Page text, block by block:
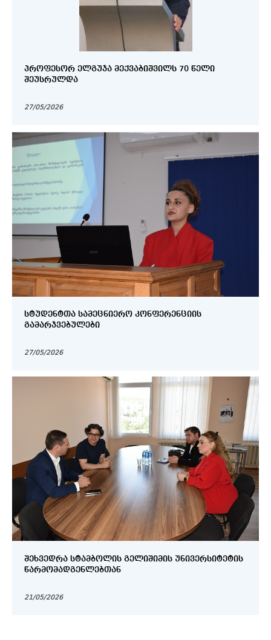
ᲞᲠᲝᲤᲔᲡᲝᲠ ᲔᲚᲒᲣᲯᲐ ᲛᲔᲥᲕᲐᲑᲘᲨᲕᲘᲚᲡ 70 ᲬᲔᲚᲘ
ᲨᲔᲣᲡᲠᲣᲚᲓᲐ
27/05/2026
ᲡᲢᲣᲓᲔᲜᲢᲗᲐ ᲡᲐᲛᲔᲪᲜᲘᲔᲠᲝ ᲙᲝᲜᲤᲔᲠᲔᲜᲪᲘᲘᲡ
ᲒᲐᲛᲐᲠᲯᲕᲔᲑᲣᲚᲔᲑᲘ
27/05/2026
ᲨᲔᲮᲕᲔᲓᲠᲐ ᲡᲢᲐᲛᲑᲝᲚᲘᲡ ᲒᲔᲚᲘᲨᲘᲛᲘᲡ ᲣᲜᲘᲕᲔᲠᲡᲘᲢᲔᲢᲘᲡ
ᲬᲐᲠᲛᲝᲛᲐᲓᲒᲔᲜᲚᲔᲑᲗᲐᲜ
21/05/2026